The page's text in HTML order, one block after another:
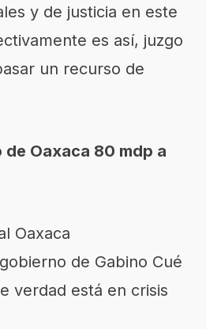
y de justicia en este
es así, juzgo
un recurso de
Oaxaca 80 mdp a
de Gabino Cué
verdad está en crisis